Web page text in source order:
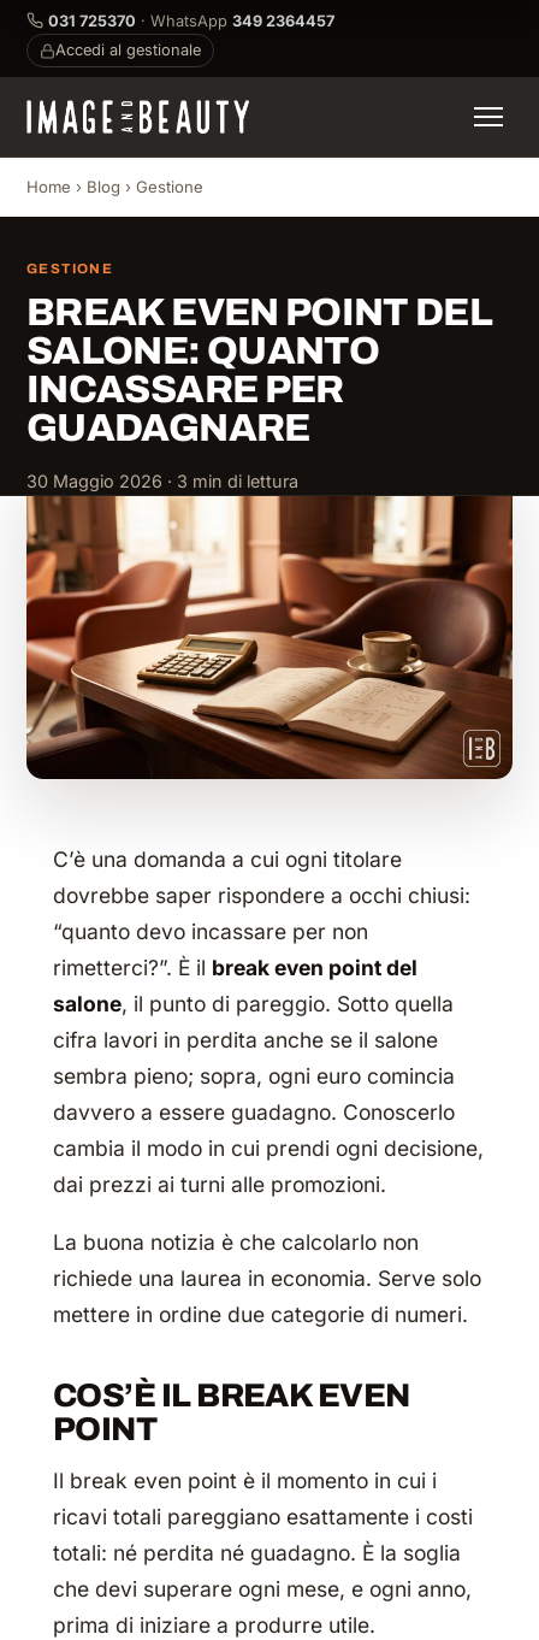
031 725370 · WhatsApp 349 2364457
Accedi al gestionale
Home › Blog › Gestione
GESTIONE
BREAK EVEN POINT DEL
SALONE: QUANTO
INCASSARE PER
GUADAGNARE
30 Maggio 2026 · 3 min di lettura
C’è una domanda a cui ogni titolare
dovrebbe saper rispondere a occhi chiusi:
“quanto devo incassare per non
rimetterci?”. È il break even point del
salone, il punto di pareggio. Sotto quella
cifra lavori in perdita anche se il salone
sembra pieno; sopra, ogni euro comincia
davvero a essere guadagno. Conoscerlo
cambia il modo in cui prendi ogni decisione,
dai prezzi ai turni alle promozioni.
La buona notizia è che calcolarlo non
richiede una laurea in economia. Serve solo
mettere in ordine due categorie di numeri.
COS’È IL BREAK EVEN
POINT
Il break even point è il momento in cui i
ricavi totali pareggiano esattamente i costi
totali: né perdita né guadagno. È la soglia
che devi superare ogni mese, e ogni anno,
prima di iniziare a produrre utile.